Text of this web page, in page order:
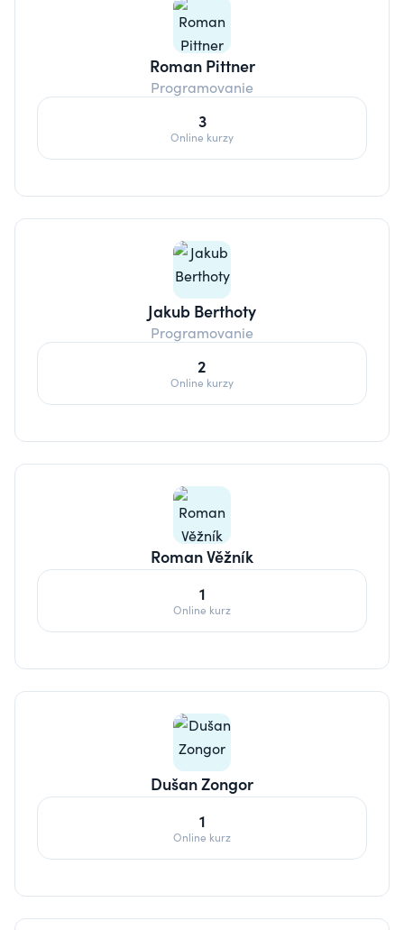
Roman Pittner
Programovanie
3
Online kurzy
Jakub Berthoty
Programovanie
2
Online kurzy
Roman Věžník
1
Online kurz
Dušan Zongor
1
Online kurz